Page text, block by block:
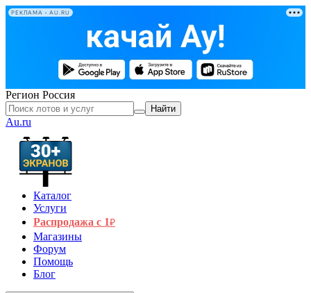
РЕКЛАМА • AU.RU
Регион Россия
Найти
Au.ru
Каталог
Услуги
Распродажа с 1₽
Магазины
Форум
Помощь
Блог